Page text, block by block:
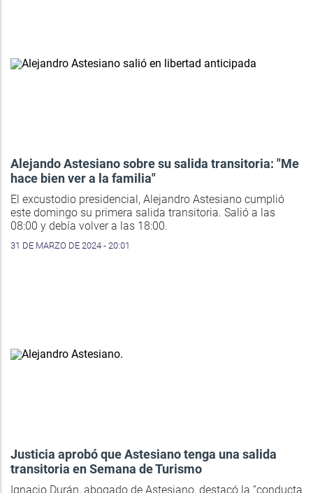
Alejando Astesiano sobre su salida transitoria: "Me
hace bien ver a la familia"
El excustodio presidencial, Alejandro Astesiano cumplió
este domingo su primera salida transitoria. Salió a las
08:00 y debía volver a las 18:00.
31 DE MARZO DE 2024 - 20:01
Justicia aprobó que Astesiano tenga una salida
transitoria en Semana de Turismo
Ignacio Durán, abogado de Astesiano, destacó la “conducta